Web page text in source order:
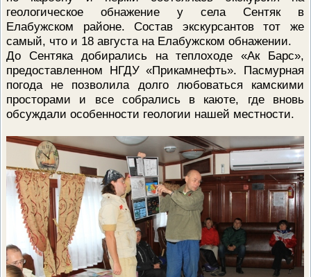
ПРОВЕРОЧНЫЙ ЛИСТ,
ПРИМЕНЯЕМЫЙ ПРИ
ОСУЩЕСТВЛЕНИИ
ГОСУДАРСТВЕННОГО
ОБЛАСТИ ОХРАНЫ И
ИСПОЛЬЗОВАНИЯ ООПТ
ФЕДЕРАЛЬНОГО ЗНАЧЕНИЯ
ПРОГРАММА ПРОФИЛАКТИКИ
РИСКОВ ПРИЧИНЕНИЯ
ПЛАН ПРОВЕДЕНИЯ
ИСЧЕРПЫВАЮЩИЙ
СВЕДЕНИЙ, КОТОРЫЕ МОГУТ
ЗАПРАШИВАТЬСЯ
(НАДЗОРНЫМ) ОРГАНОМ У
КОНТРОЛИРУЕМОГО ЛИЦА
геологическое обнажение у села Сентяк в
Елабужском районе. Состав экскурсантов тот же
самый, что и 18 августа на Елабужском обнажении.
До Сентяка добирались на теплоходе «Ак Барс»,
предоставленном НГДУ «Прикамнефть». Пасмурная
погода не позволила долго любоваться камскими
просторами и все собрались в каюте, где вновь
обсуждали особенности геологии нашей местности.